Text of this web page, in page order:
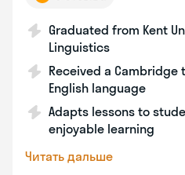
Graduated from Kent
Linguistics
Received a
English language
Adapts lessons to
enjoyable learning
Читать дальше